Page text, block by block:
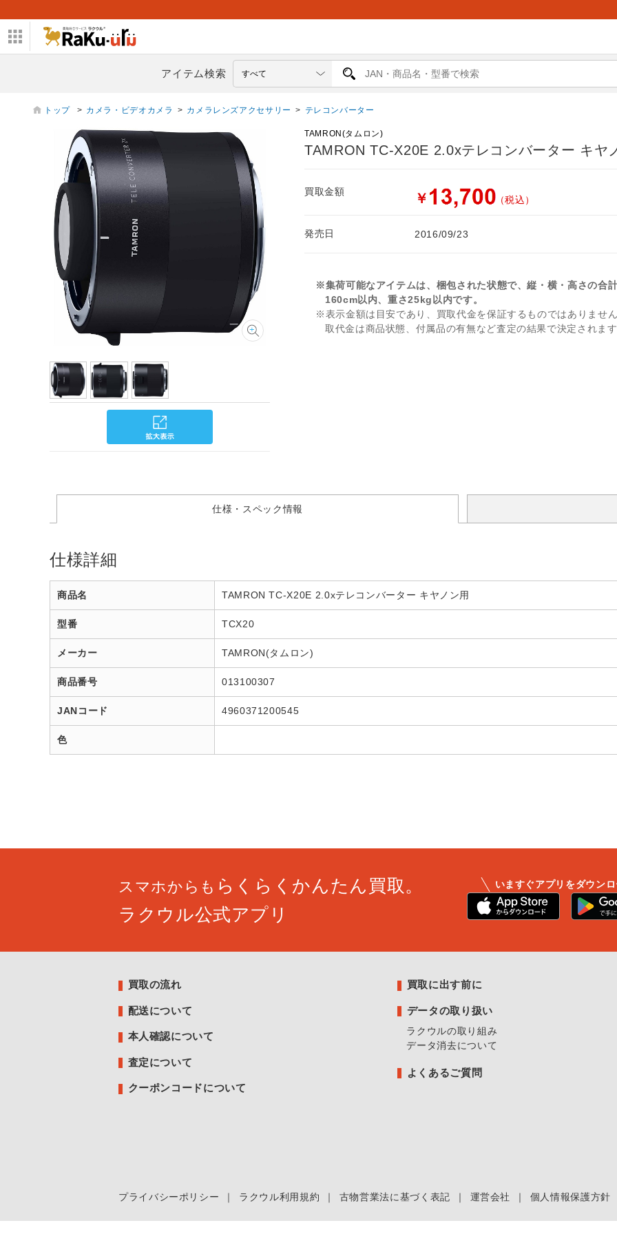
アイテム検索
トップ > カメラ・ビデオカメラ > カメラレンズアクセサリー > テレコンバーター
TAMRON(タムロン)
TAMRON TC-X20E 2.0xテレコンバーター キヤ
買取金額 ￥ （税込）
発売日 2016/09/23
※集荷可能なアイテムは、梱包された状態で、縦・横・高さの合
160cm以内、重さ25kg以内です。
※表示金額は目安であり、買取代金を保証するものではありませ
取代金は商品状態、付属品の有無など査定の結果で決定されま
仕様・スペック情報
仕様詳細
商品名 TAMRON TC-X20E 2.0xテレコンバーター キヤノン用
型番 TCX20
メーカー TAMRON(タムロン)
商品番号 013100307
JANコード 4960371200545
色
スマホからも らくらくかんたん買取。
ラクウル公式アプリ
いますぐアプリをダウン
買取の流れ
配送について
本人確認について
査定について
クーポンコードについて
買取に出す前に
データの取り扱い
ラクウルの取り組み
データ消去について
よくあるご質問
プライバシーポリシー ｜ ラクウル利用規約 ｜ 古物営業法に基づく表記 ｜ 運営会社 ｜ 個人情報保護方針